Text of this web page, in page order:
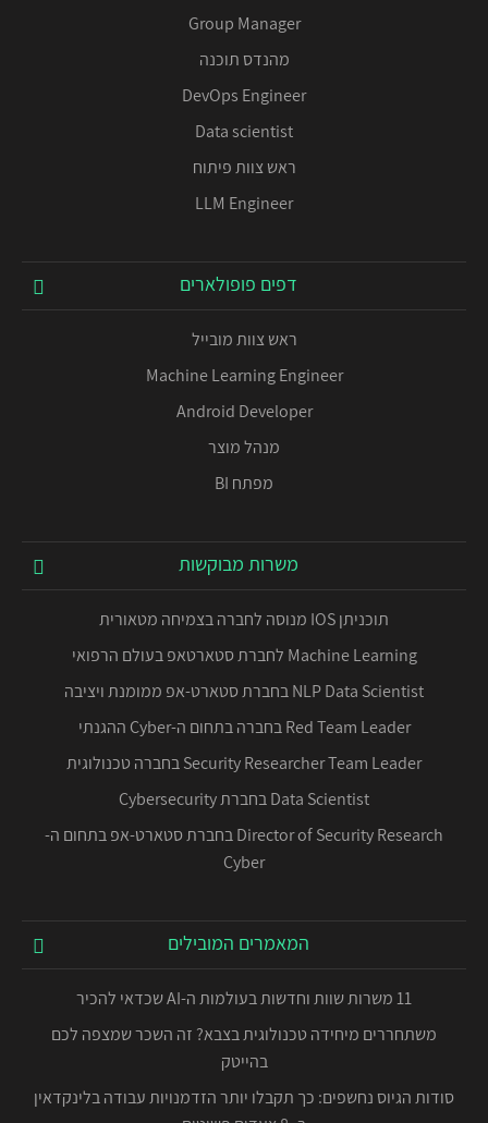
Group Manager
מהנדס תוכנה
DevOps Engineer
Data scientist
ראש צוות פיתוח
LLM Engineer
דפים פופולארים
ראש צוות מובייל
Machine Learning Engineer
Android Developer
מנהל מוצר
מפתח BI
משרות מבוקשות
תוכניתן IOS מנוסה לחברה בצמיחה מטאורית
Machine Learning לחברת סטארטאפ בעולם הרפואי
NLP Data Scientist בחברת סטארט-אפ ממומנת ויציבה
Red Team Leader בחברה בתחום ה-Cyber ההגנתי
Security Researcher Team Leader בחברה טכנולוגית
Data Scientist בחברת Cybersecurity
Director of Security Research בחברת סטארט-אפ בתחום ה-
Cyber
המאמרים המובילים
11 משרות שוות וחדשות בעולמות ה-AI שכדאי להכיר
משתחררים מיחידה טכנולוגית בצבא? זה השכר שמצפה לכם
בהייטק
סודות הגיוס נחשפים: כך תקבלו יותר הזדמנויות עבודה בלינקדאין